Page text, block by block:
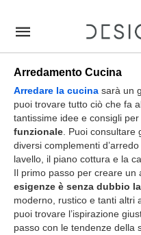
designmagit
/articolo/sfumature-
e-
dettagli-
caldi-
scelta-
cromatica-
per-
una-
cucina-
dalleleganza-
senza-
tempo/231337/amp/
Arredamento Cucina
Arredare la cucina sarà un
puoi trovare tutto ciò che fa
tantissime idee e consigli per
funzionale . Puoi
diversi complementi
lavello, il piano cottura e la
Il primo passo per creare un
esigenze è senza dubbio
moderno, rustico e tanti altri
puoi trovare l’ispirazione
passo con le tendenze della